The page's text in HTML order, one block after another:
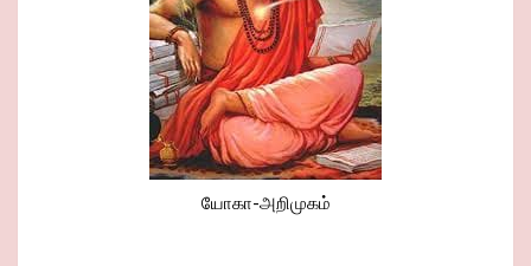
யோகா-அறிமுகம்